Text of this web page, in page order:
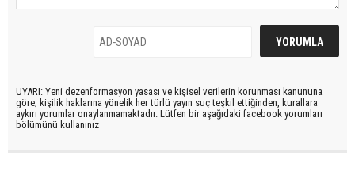
UYARI: Yeni dezenformasyon yasası ve kişisel verilerin korunması kanununa
göre; kişilik haklarına yönelik her türlü yayın suç teşkil ettiğinden, kurallara
aykırı yorumlar onaylanmamaktadır. Lütfen bir aşağıdaki facebook yorumları
bölümünü kullanınız